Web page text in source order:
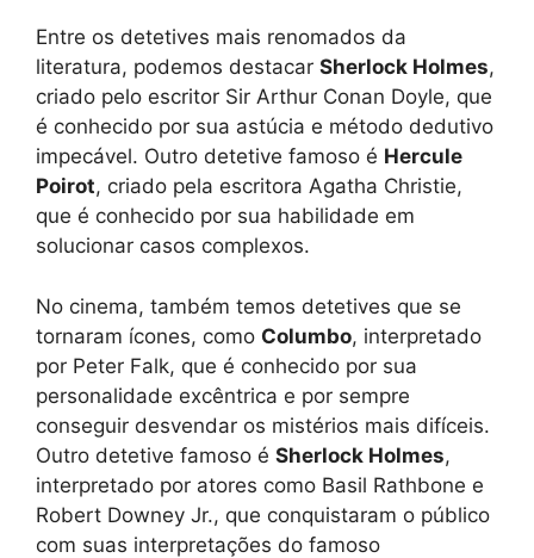
Entre os detetives mais renomados da
literatura, podemos destacar Sherlock Holmes,
criado pelo escritor Sir Arthur Conan Doyle, que
é conhecido por sua astúcia e método dedutivo
impecável. Outro detetive famoso é Hercule
Poirot, criado pela escritora Agatha Christie,
que é conhecido por sua habilidade em
solucionar casos complexos.
No cinema, também temos detetives que se
tornaram ícones, como Columbo, interpretado
por Peter Falk, que é conhecido por sua
personalidade excêntrica e por sempre
conseguir desvendar os mistérios mais difíceis.
Outro detetive famoso é Sherlock Holmes,
interpretado por atores como Basil Rathbone e
Robert Downey Jr., que conquistaram o público
com suas interpretações do famoso